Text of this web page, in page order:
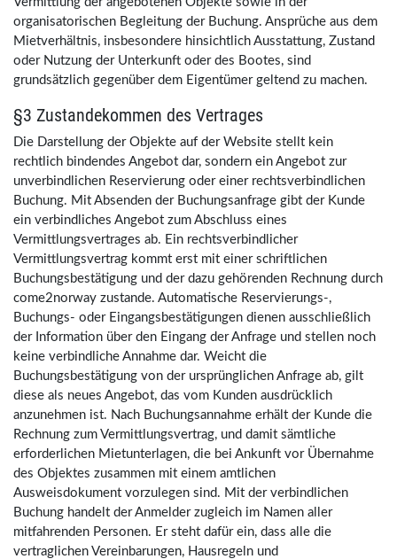
organisatorischen Begleitung der Buchung. Ansprüche aus dem
Mietverhältnis, insbesondere hinsichtlich Ausstattung, Zustand
oder Nutzung der Unterkunft oder des Bootes, sind
grundsätzlich gegenüber dem Eigentümer geltend zu machen.
§3 Zustandekommen des Vertrages
Die Darstellung der Objekte auf der Website stellt kein
rechtlich bindendes Angebot dar, sondern ein Angebot zur
unverbindlichen Reservierung oder einer rechtsverbindlichen
Buchung. Mit Absenden der Buchungsanfrage gibt der Kunde
ein verbindliches Angebot zum Abschluss eines
Vermittlungsvertrages ab. Ein rechtsverbindlicher
Vermittlungsvertrag kommt erst mit einer schriftlichen
Buchungsbestätigung und der dazu gehörenden Rechnung durch
come2norway zustande. Automatische Reservierungs-,
Buchungs- oder Eingangsbestätigungen dienen ausschließlich
der Information über den Eingang der Anfrage und stellen noch
keine verbindliche Annahme dar. Weicht die
Buchungsbestätigung von der ursprünglichen Anfrage ab, gilt
diese als neues Angebot, das vom Kunden ausdrücklich
anzunehmen ist. Nach Buchungsannahme erhält der Kunde die
Rechnung zum Vermittlungsvertrag, und damit sämtliche
erforderlichen Mietunterlagen, die bei Ankunft vor Übernahme
des Objektes zusammen mit einem amtlichen
Ausweisdokument vorzulegen sind. Mit der verbindlichen
Buchung handelt der Anmelder zugleich im Namen aller
mitfahrenden Personen. Er steht dafür ein, dass alle die
vertraglichen Vereinbarungen, Hausregeln und